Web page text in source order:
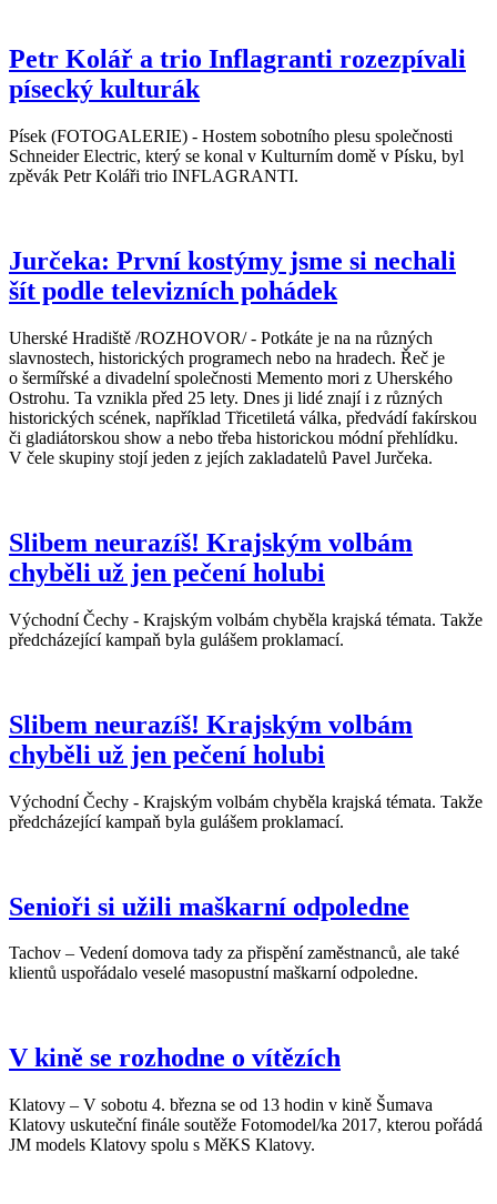
Petr Kolář a trio Inflagranti rozezpívali
písecký kulturák
Písek (FOTOGALERIE) - Hostem sobotního plesu společnosti
Schneider Electric, který se konal v Kulturním domě v Písku, byl
zpěvák Petr Koláři trio INFLAGRANTI.
Jurčeka: První kostýmy jsme si nechali
šít podle televizních pohádek
Uherské Hradiště /ROZHOVOR/ - Potkáte je na na různých
slavnostech, historických programech nebo na hradech. Řeč je
o šermířské a divadelní společnosti Memento mori z Uherského
Ostrohu. Ta vznikla před 25 lety. Dnes ji lidé znají i z různých
historických scének, například Třicetiletá válka, předvádí fakírskou
či gladiátorskou show a nebo třeba historickou módní přehlídku.
V čele skupiny stojí jeden z jejích zakladatelů Pavel Jurčeka.
Slibem neurazíš! Krajským volbám
chyběli už jen pečení holubi
Východní Čechy - Krajským volbám chyběla krajská témata. Takže
předcházející kampaň byla gulášem proklamací.
Slibem neurazíš! Krajským volbám
chyběli už jen pečení holubi
Východní Čechy - Krajským volbám chyběla krajská témata. Takže
předcházející kampaň byla gulášem proklamací.
Senioři si užili maškarní odpoledne
Tachov – Vedení domova tady za přispění zaměstnanců, ale také
klientů uspořádalo veselé masopustní maškarní odpoledne.
V kině se rozhodne o vítězích
Klatovy – V sobotu 4. března se od 13 hodin v kině Šumava
Klatovy uskuteční finále soutěže Fotomodel/ka 2017, kterou pořádá
JM models Klatovy spolu s MěKS Klatovy.